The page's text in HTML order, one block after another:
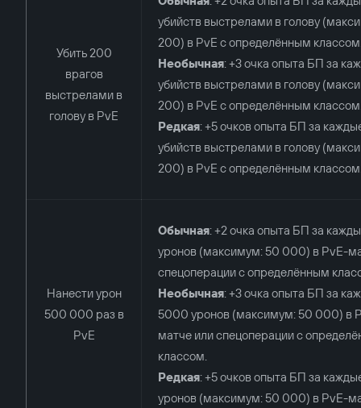
Убить 200
врагов
выстрелами в
голову в PvE
убийств выстрелами в голову
200) в PvE с определённым
Необычная: +3 очка опыта БП за
убийств выстрелами в голову
200) в PvE с определённым
Редкая: +5 очков опыта БП за
убийств выстрелами в голову
200) в PvE с определённым
Нанести урон
500 000 раз в
PvE
Обычная: +2 очка опыта БП за
уронов (максимум: 50 000) в PvE-
спецоперации с определённым
Необычная: +3 очка опыта БП за
5000 уронов (максимум: 50 000) в
матче или спецоперации с
классом.
Редкая: +5 очков опыта БП за
уронов (максимум: 50 000) в PvE-